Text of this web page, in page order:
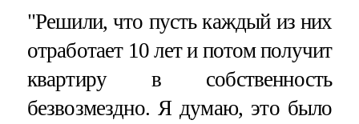
"Решили, что пусть каждый из них
отработает 10 лет и потом получит
квартиру в собственность
безвозмездно. Я думаю, это было